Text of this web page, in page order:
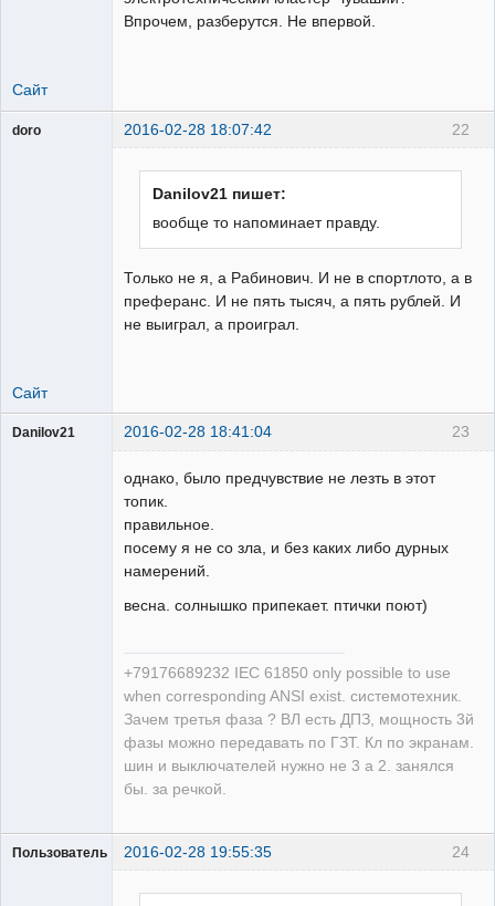
Впрочем, разберутся. Не впервой.
Сайт
22
doro 2016-02-28 18:07:42
Danilov21 пишет:
вообще то напоминает правду.
Только не я, а Рабинович. И не в спортлото, а в
преферанс. И не пять тысяч, а пять рублей. И
не выиграл, а проиграл.
Сайт
23
Danilov21 2016-02-28 18:41:04
однако, было предчувствие не лезть в этот
топик.
правильное.
посему я не со зла, и без каких либо дурных
намерений.
весна. солнышко припекает. птички поют)
+79176689232 IEC 61850 only possible to use
when corresponding ANSI exist. системотехник.
Зачем третья фаза ? ВЛ есть ДПЗ, мощность 3й
фазы можно передавать по ГЗТ. Кл по экранам.
шин и выключателей нужно не 3 а 2. занялся
бы. за речкой.
24
Пользователь 2016-02-28 19:55:35